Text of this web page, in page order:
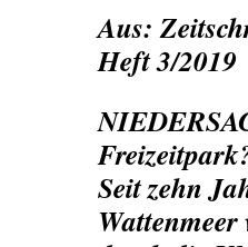
Aus:
Heft 3/2019
Seit zehn